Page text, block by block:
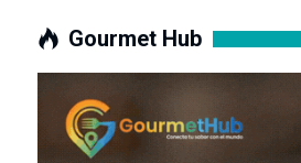
Gourmet Hub